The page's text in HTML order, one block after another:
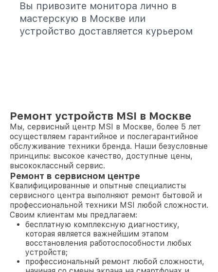
Вы привозите монитора лично в
мастерскую в Москве или
устройство доставляется курьером
Ремонт устройств MSI в Москве
Мы, сервисный центр MSI в Москве, более 5 лет
осуществляем гарантийное и послегарантийное
обслуживание техники бренда. Наши безусловные
принципы: высокое качество, доступные цены,
высококлассный сервис.
Ремонт в сервисном центре
Квалифицированные и опытные специалисты
сервисного центра выполняют ремонт бытовой и
профессиональной техники MSI любой сложности.
Своим клиентам мы предлагаем:
бесплатную комплексную диагностику,
которая является важнейшим этапом
восстановления работоспособности любых
устройств;
профессиональный ремонт любой сложности,